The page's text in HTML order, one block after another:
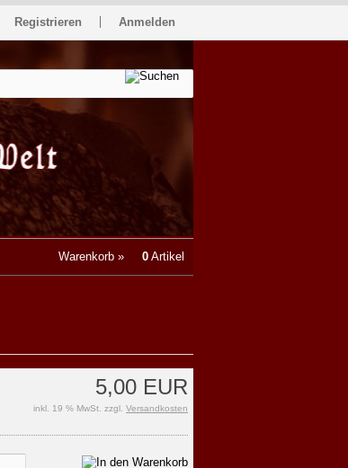
Registrieren Anmelden
Warenkorb » 0 Artikel
5,00 EUR
inkl. 19 % MwSt. zzgl. Versandkosten